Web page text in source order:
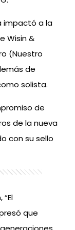
impactó a la
Wisin &
(Nuestro
de
solista.
de
de la nueva
con su sello
que